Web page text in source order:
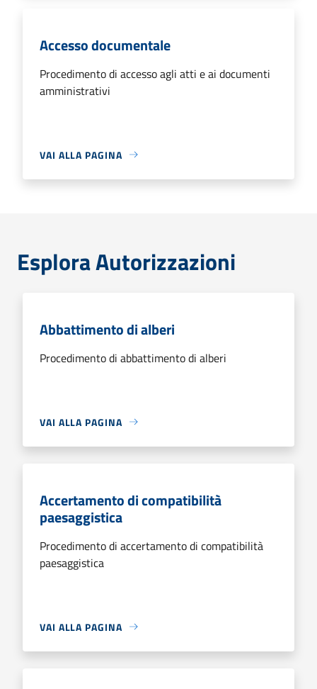
Accesso documentale
Procedimento di accesso agli atti e ai documenti
amministrativi
VAI ALLA PAGINA
Esplora Autorizzazioni
Abbattimento di alberi
Procedimento di abbattimento di alberi
VAI ALLA PAGINA
Accertamento di compatibilità
paesaggistica
Procedimento di accertamento di compatibilità
paesaggistica
VAI ALLA PAGINA